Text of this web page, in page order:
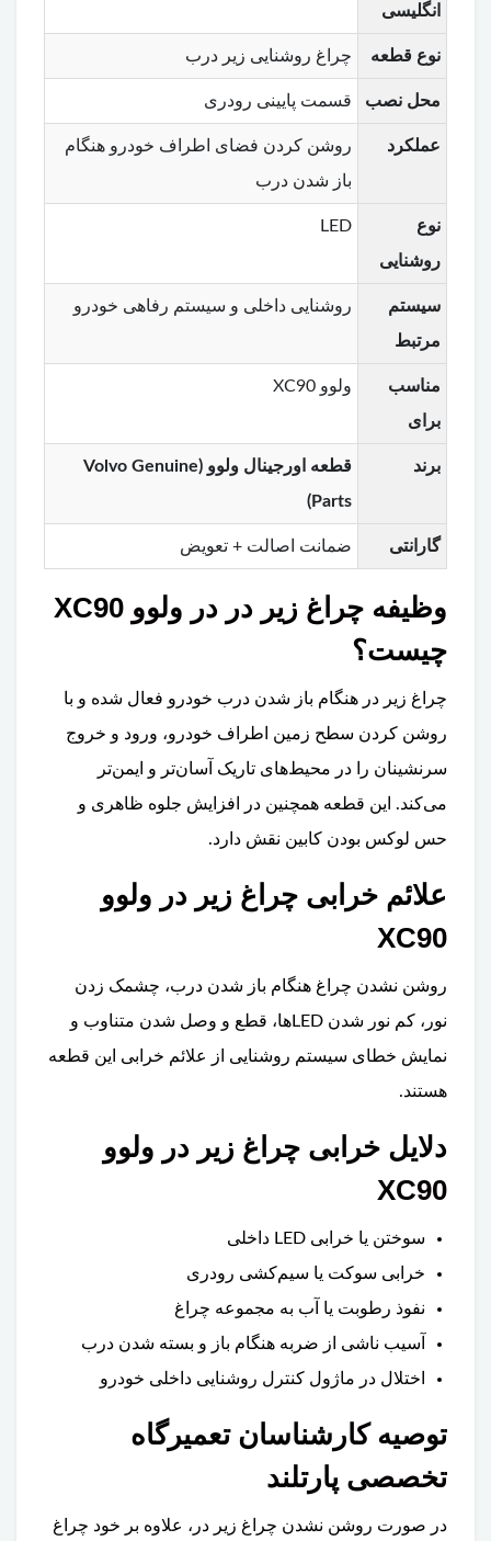
انگلیسی
نوع قطعه چراغ روشنایی زیر درب
محل نصب قسمت پایینی رودری
عملکرد
روشن کردن فضای اطراف خودرو هنگام
باز شدن درب
نوع
روشنایی
LED
سیستم
مرتبط
روشنایی داخلی و سیستم رفاهی خودرو
مناسب
برای
ولوو XC90
برند
قطعه اورجینال ولوو (Volvo Genuine
Parts)
گارانتی ضمانت اصالت + تعویض
وظیفه چراغ زیر در در ولوو XC90
چیست؟
چراغ زیر در هنگام باز شدن درب خودرو فعال شده و با
روشن کردن سطح زمین اطراف خودرو، ورود و خروج
سرنشینان را در محیط‌های تاریک آسان‌تر و ایمن‌تر
می‌کند. این قطعه همچنین در افزایش جلوه ظاهری و
حس لوکس بودن کابین نقش دارد.
علائم خرابی چراغ زیر در ولوو
XC90
روشن نشدن چراغ هنگام باز شدن درب، چشمک زدن
نور، کم نور شدن LEDها، قطع و وصل شدن متناوب و
نمایش خطای سیستم روشنایی از علائم خرابی این قطعه
هستند.
دلایل خرابی چراغ زیر در ولوو
XC90
سوختن یا خرابی LED داخلی
خرابی سوکت یا سیم‌کشی رودری
نفوذ رطوبت یا آب به مجموعه چراغ
آسیب ناشی از ضربه هنگام باز و بسته شدن درب
اختلال در ماژول کنترل روشنایی داخلی خودرو
توصیه کارشناسان تعمیرگاه
تخصصی پارتلند
در صورت روشن نشدن چراغ زیر در، علاوه بر خود چراغ